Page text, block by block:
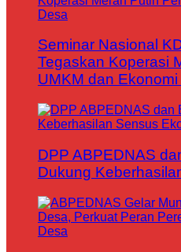
Seminar Nasional
Tegaskan Koperasi
UMKM dan
DPP ABPEDNAS
Dukung